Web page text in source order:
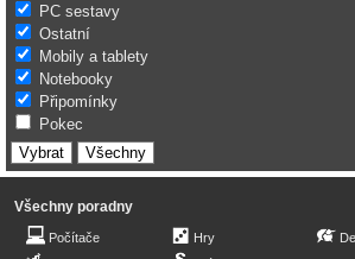
PC sestavy
Ostatní
Mobily a tablety
Notebooky
Připomínky
Pokec
Všechny poradny
Počítače
Hry